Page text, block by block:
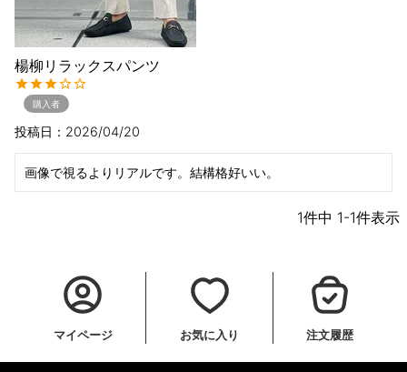
楊柳リラックスパンツ
購入者
投稿日 2026/04/20
1件中 1-1件表示
マイページ お気に入り 注文履歴